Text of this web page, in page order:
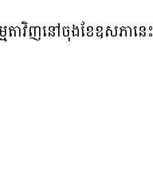
ាវិញនៅចុងខែឧសភានេះ